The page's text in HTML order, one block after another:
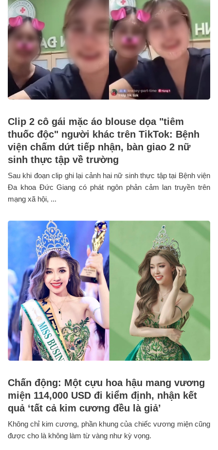
Clip 2 cô gái mặc áo blouse dọa "tiêm
thuốc độc" người khác trên TikTok: Bệnh
viện chấm dứt tiếp nhận, bàn giao 2 nữ
sinh thực tập về trường
Sau khi đoạn clip ghi lại cảnh hai nữ sinh thực tập tại Bệnh viện
Đa khoa Đức Giang có phát ngôn phản cảm lan truyền trên
mạng xã hội, ...
Chấn động: Một cựu hoa hậu mang vương
miện 114,000 USD đi kiểm định, nhận kết
quả ‘tất cả kim cương đều là giả’
Không chỉ kim cương, phần khung của chiếc vương miện cũng
được cho là không làm từ vàng như kỳ vọng.